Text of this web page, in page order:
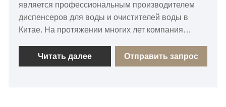
является профессиональным производителем
диспенсеров для воды и очистителей воды в
Китае. На протяжении многих лет компания
питьевой воды и предлагает на рынке надежные
решения для дозирования воды, отличающиеся
Читать далее Отправить запрос